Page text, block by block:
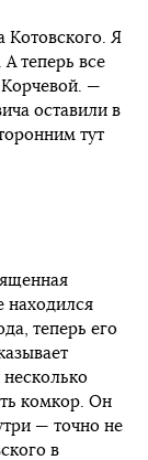
Котовского. Я
А теперь все
—
оставили в
тут
находился
теперь его
комкор. Он
— точно не
в